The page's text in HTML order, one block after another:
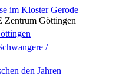
im Kloster Gerode
Göttingen
/
den Jahren